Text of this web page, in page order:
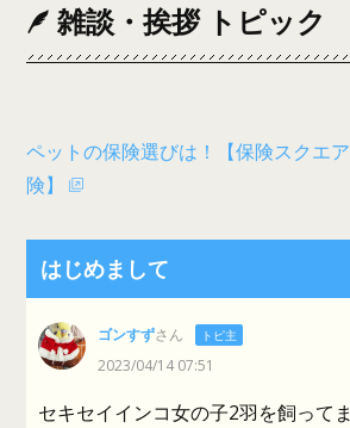
雑談・挨拶 トピック
ペットの保険選びは！【保険スクエ
険】
はじめまして
ゴンすずさん トピ主
2023/04/14 07:51
セキセイインコ女の子2羽を飼ってま